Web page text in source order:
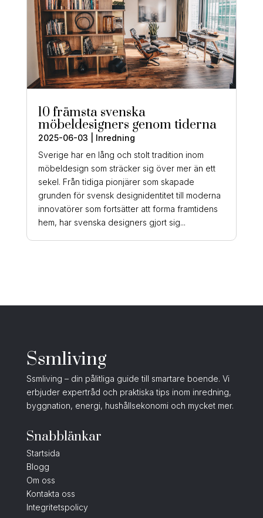
10 främsta svenska
möbeldesigners genom tiderna
2025-06-03
Inredning
Sverige har en lång och stolt tradition inom
möbeldesign som sträcker sig över mer än ett
sekel. Från tidiga pionjärer som skapade
grunden för svensk designidentitet till moderna
innovatörer som fortsätter att forma framtidens
hem, har svenska designers gjort sig...
Ssmliving
Ssmliving – din pålitliga guide till smartare boende. Vi
erbjuder expertråd och praktiska tips inom inredning,
byggnation, energi, hushållsekonomi och mycket mer.
Snabblänkar
Startsida
Blogg
Om oss
Kontakta oss
Integritetspolicy